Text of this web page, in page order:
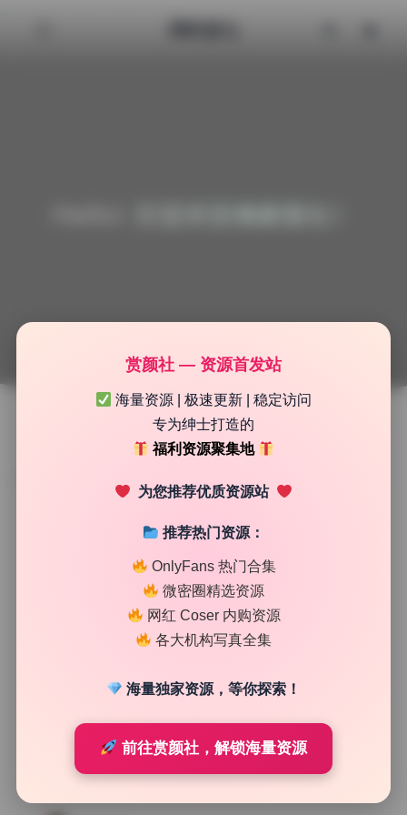
Cosplay合集
羊大真人写真合集3.3G原档作品无水印资源下载
赏颜社 — 资源首发站
海量资源 | 极速更新 | 稳定访问
专为绅士打造的
福利资源聚集地
为您推荐优质资源站
推荐热门资源：
OnlyFans 热门合集
微密圈精选资源
网红 Coser 内购资源
各大机构写真全集
海量独家资源，等你探索！
前往赏颜社，解锁海量资源